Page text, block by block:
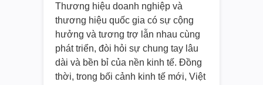
Thương hiệu doanh nghiệp và
thương hiệu quốc gia có sự cộng
hưởng và tương trợ lẫn nhau cùng
phát triển, đòi hỏi sự chung tay lâu
dài và bền bỉ của nền kinh tế. Đồng
thời, trong bối cảnh kinh tế mới, Việt